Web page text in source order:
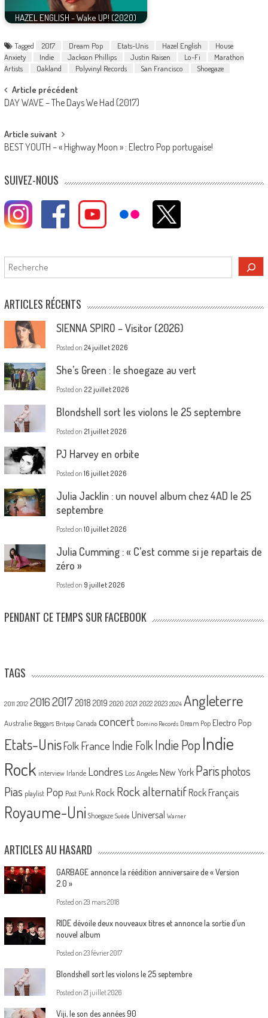
HAZEL ENGLISH - Wake UP! (2020)
Tagged 2017 Dream Pop Etats-Unis Hazel English
House
Anxiety
Indie Jackson Phillips Justin Raisen Lo-Fi
Marathon
Artists
Oakland Polyvinyl Records San Francisco Shoegaze
Post
navigation
Article précédent
DAY WAVE – The Days We Had (2017)
Article suivant
BEST YOUTH – « Highway Moon » : Electro Pop portugaise!
SUIVEZ-NOUS
Rechercher
ARTICLES RÉCENTS
SIENNA SPIRO – Visitor (2026)
Posted on 24 juillet 2026
She’s Green : le shoegaze au vert
Posted on 22 juillet 2026
Blondshell sort les violons le 25 septembre
Posted on 21 juillet 2026
PJ Harvey en orbite
Posted on 16 juillet 2026
Julia Jacklin : un nouvel album chez 4AD le 25
septembre
Posted on 10 juillet 2026
Julia Cumming : « C’est comme si je repartais de
zéro »
Posted on 9 juillet 2026
PENDANT CE TEMPS SUR FACEBOOK
TAGS
2011 2012 20162017 2018 2019 2020 2021 2022 2023 2024 Angleterre
Australie Beggars Britpop Canada concert Domino Records Dream Pop Electro Pop
Etats-UnisFolk France Indie Folk Indie PopIndie
Rock interview Irlande Londres Los Angeles New York Parisphotos
Pias playlist Pop Post Punk Rock Rock alternatif Rock Français
Royaume-Uni Shoegaze Suède Universal Warner
ARTICLES AU HASARD
GARBAGE annonce la réédition anniversaire de « Version
2.0 »
Posted on 29 mars 2018
RIDE dévoile deux nouveaux titres et annonce la sortie d’un
nouvel album
Posted on 23 février 2017
Blondshell sort les violons le 25 septembre
Posted on 21 juillet 2026
Viji, le son des années 90